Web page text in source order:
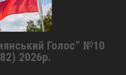
Голос” №10
2026р.